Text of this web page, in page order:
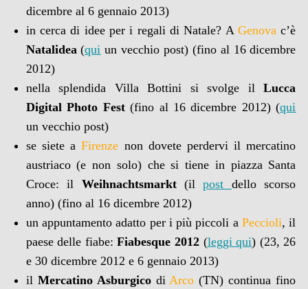
dicembre al 6 gennaio 2013)
in cerca di idee per i regali di Natale? AGenovac’è
Natalidea(qui un vecchio post) (fino al 16 dicembre
2012)
nella splendida Villa Bottini si svolge ilLucca
Digital Photo Fest(fino al 16 dicembre 2012) (qui
un vecchio post)
se siete aFirenze non dovete perdervi il mercatino
austriaco (e non solo) che si tiene in piazza Santa
Croce: il Weihnachtsmarkt(ilpost dello scorso
anno) (fino al 16 dicembre 2012)
un appuntamento adatto per i più piccoli aPeccioli, il
paese delle fiabe:Fiabesque 2012 (leggi qui) (23, 26
e 30 dicembre 2012 e 6 gennaio 2013)
ilMercatino AsburgicodiArco(TN) continua fino